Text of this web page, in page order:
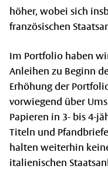
höher, wobei sich
französischen
Im Portfolio haben
Anleihen zu Beginn
Erhöhung der
vorwiegend über
Papieren in 3- bis 4-
Titeln und
halten weiterhin
italienischen